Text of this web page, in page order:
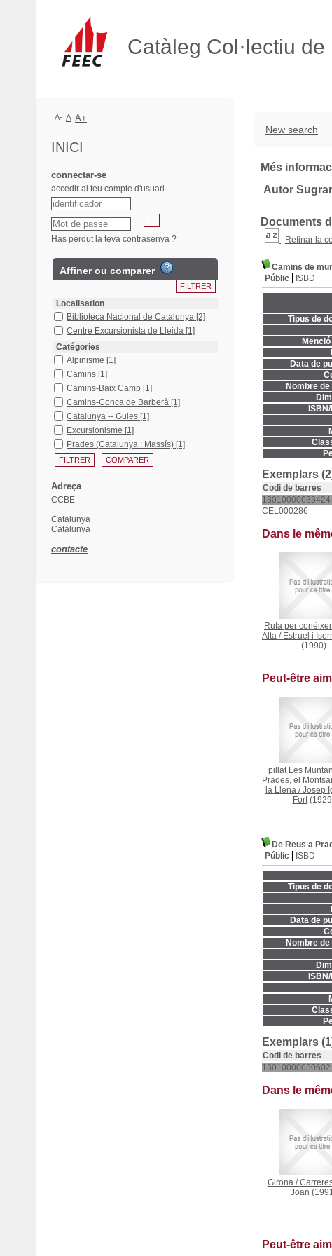
Catàleg Col·lectiu
New search
Més
Autor
Documents
Refinar la
Camins de
Públic
ISBD
Tipus de
Data de
Nombre
Exemplars
Codi de barres
13010000033424
CEL000286
Dans le
Ruta per
Alta / Estruel i
(1990)
Peut-être
pillat Les
Prades, el
la Llena /Josep
Fort
De Reus a
Públic
ISBD
Tipus de
Data de
Nombre
Exemplars
Codi de barres
13010000030602
Dans le
Girona/
Joan
Peut-être
A- A A+
INICI
connectar-se
accedir al teu compte d'usuari
Has perdut la teva contrasenya ?
Affiner ou comparer
Localisation
Biblioteca Nacional de Catalunya [2]
Centre Excursionista de Lleida [1]
Catégories
Alpinisme [1]
Camins [1]
Camins-Baix Camp [1]
Camins-Conca de Barberà [1]
Catalunya -- Guies [1]
Excursionisme [1]
Prades (Catalunya : Massís) [1]
Adreça
CCBE
Catalunya
Catalunya
contacte